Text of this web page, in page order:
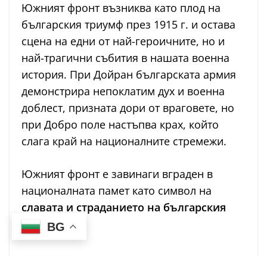
Южният фронт възниква като плод на
българския триумф през 1915 г. и остава
сцена на едни от най-героичните, но и
най-трагични събития в нашата военна
история. При Дойран българската армия
демонстрира непоклатим дух и военна
доблест, призната дори от враговете, но
при Добро поле настъпва крах, който
слага край на националните стремежи.
Южният фронт е завинаги вграден в
националната памет като символ на
славата и страданието на българския
войник.
BG